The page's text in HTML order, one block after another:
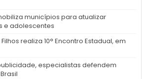
municípios para atualizar
e adolescentes
realiza 10° Encontro Estadual, em
especialistas defendem